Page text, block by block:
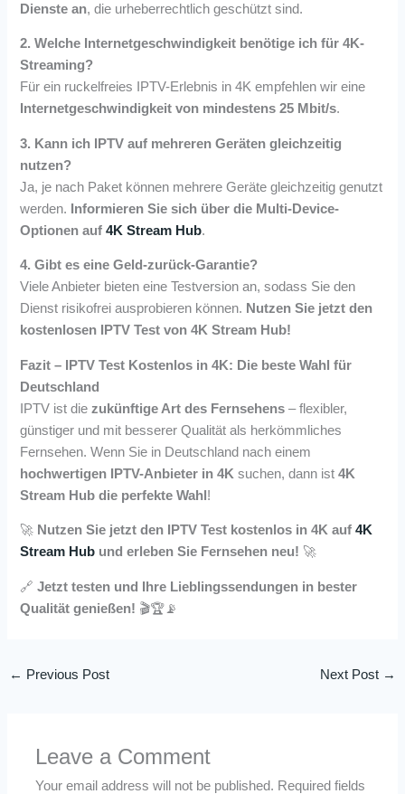
Dienste an, die urheberrechtlich geschützt sind.
2. Welche Internetgeschwindigkeit benötige ich für 4K-
Streaming?
Für ein ruckelfreies IPTV-Erlebnis in 4K empfehlen wir eine
Internetgeschwindigkeit von mindestens 25 Mbit/s.
3. Kann ich IPTV auf mehreren Geräten gleichzeitig
nutzen?
Ja, je nach Paket können mehrere Geräte gleichzeitig genutzt
werden.
Informieren Sie sich über die Multi-Device-
Optionen auf4K Stream Hub.
4. Gibt es eine Geld-zurück-Garantie?
Viele Anbieter bieten eine Testversion an, sodass Sie den
Dienst risikofrei ausprobieren können. Nutzen Sie jetzt den
kostenlosen IPTV Test von 4K Stream Hub!
Fazit – IPTV Test Kostenlos in 4K: Die beste Wahl für
Deutschland
IPTV ist diezukünftige Art des Fernsehens – flexibler,
günstiger und mit besserer Qualität als herkömmliches
Fernsehen. Wenn Sie in Deutschland nach einem
hochwertigen IPTV-Anbieter in 4K suchen, dann ist4K
Stream Hub die perfekte Wahl !
🚀 Nutzen Sie jetzt den IPTV Test kostenlos in 4K auf4K
Stream Hub und erleben Sie Fernsehen neu! 🚀
🔗Jetzt testen und Ihre Lieblingssendungen in bester
Qualität genießen! 🎬🏆📡
← Previous Post Next Post →
Leave a Comment
Your email address will not be published. Required fields